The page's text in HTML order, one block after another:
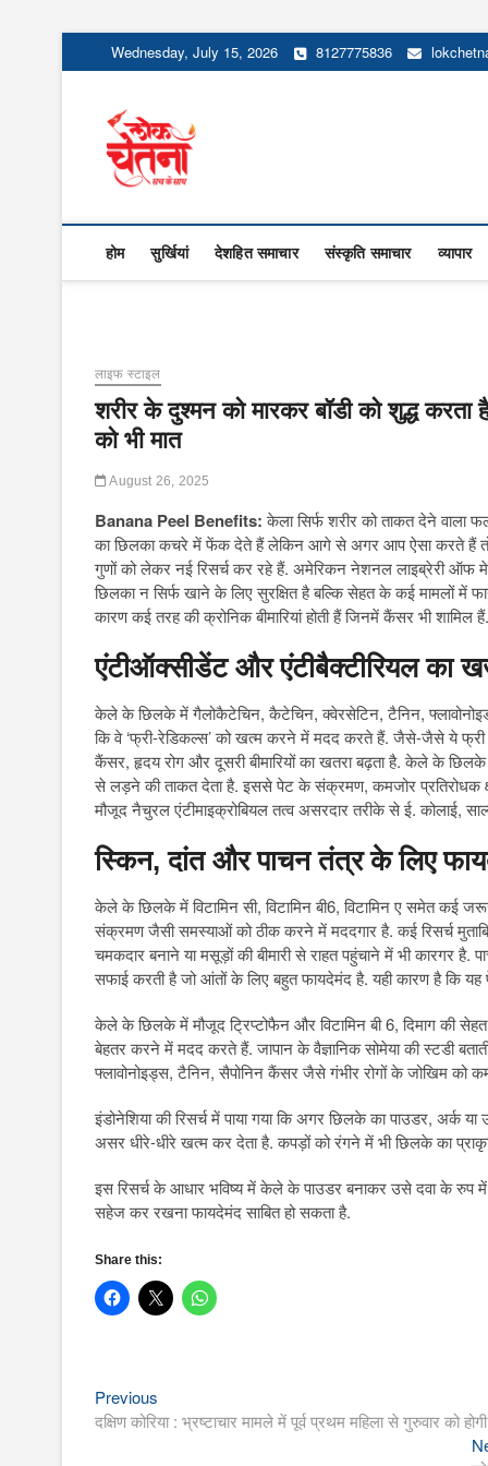
to
Wednesday, July 15, 2026 8127775836
होम सुर्खियां देशहित समाचार संस्कृति समाचार व्यापार
लाइफ स्टाइल
शरीर के दुश्मन को मारकर बॉडी को शुद्ध करता
को भी मात
August 26, 2025
Banana Peel Benefits:केला सिर्फ शरीर को ताकत देने
का छिलका कचरे में फेंक देते हैं लेकिन आगे से अगर आप ऐसा करते हैं तो
गुणों को लेकर नई रिसर्च कर रहे हैं. अमेरिकन नेशनल लाइब्रेरी ऑफ
छिलका न सिर्फ खाने के लिए सुरक्षित है बल्कि सेहत के कई मामलों में
कारण कई तरह की क्रोनिक बीमारियां होती हैं जिनमें कैंसर भी शामिल हैं.
एंटीऑक्सीडेंट और एंटीबैक्टीरियल का
केले के छिलके में गैलोकैटेचिन, कैटेचिन, क्वेरसेटिन, टैनिन,
कि वे ‘फ्री-रेडिकल्स’ को खत्म करने में मदद करते हैं. जैसे-जैसे ये
कैंसर, हृदय रोग और दूसरी बीमारियों का खतरा बढ़ता है. केले के
से लड़ने की ताकत देता है. इससे पेट के संक्रमण, कमजोर प्रतिरोधक
मौजूद नैचुरल एंटीमाइक्रोबियल तत्व असरदार तरीके से ई. कोलाई,
स्किन, दांत और पाचन तंत्र के लिए
केले के छिलके में विटामिन सी, विटामिन बी6, विटामिन ए समेत कई
संक्रमण जैसी समस्याओं को ठीक करने में मददगार है. कई रिसर्च
चमकदार बनाने या मसूड़ों की बीमारी से राहत पहुंचाने में भी कारगर
सफाई करती है जो आंतों के लिए बहुत फायदेमंद है. यही कारण है कि यह
केले के छिलके में मौजूद ट्रिप्टोफैन और विटामिन बी 6, दिमाग की
बेहतर करने में मदद करते हैं. जापान के वैज्ञानिक सोमेया की स्टडी
फ्लावोनोइड्स, टैनिन, सैपोनिन कैंसर जैसे गंभीर रोगों के जोखिम को
इंडोनेशिया की रिसर्च में पाया गया कि अगर छिलके का पाउडर, अर्क
असर धीरे-धीरे खत्म कर देता है. कपड़ों को रंगने में भी छिलके का
इस रिसर्च के आधार भविष्य में केले के पाउडर बनाकर उसे दवा के रुप
सहेज कर रखना फायदेमंद साबित हो सकता है.
Share this:
Post
navigation
Previous
post:
दक्षिण कोरिया : भ्रष्टाचार मामले में पूर्व प्रथम महिला से गुरुवार को